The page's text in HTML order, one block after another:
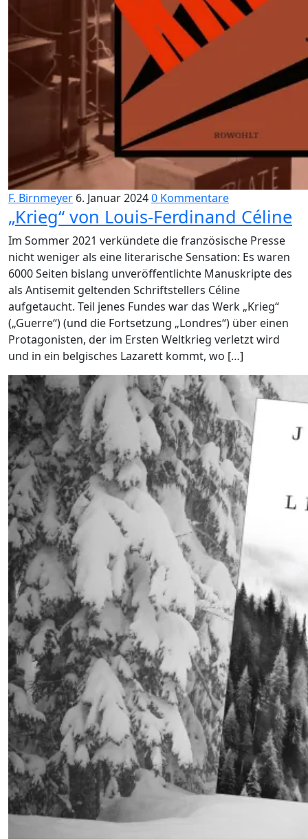
F. Birnmeyer 6. Januar 20240 Kommentare
„Krieg“ von Louis-Ferdinand Céline
Im Sommer 2021 verkündete die französische Presse
nicht weniger als eine literarische Sensation: Es waren
6000 Seiten bislang unveröffentlichte Manuskripte des
als Antisemit geltenden Schriftstellers Céline
aufgetaucht. Teil jenes Fundes war das Werk „Krieg“
(„Guerre“) (und die Fortsetzung „Londres“) über einen
Protagonisten, der im Ersten Weltkrieg verletzt wird
und in ein belgisches Lazarett kommt, wo […]